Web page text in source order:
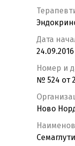
Дата
Номер и
№ 524 от
Ново